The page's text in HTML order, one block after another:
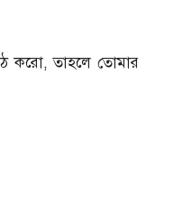
করো, তাহলে তোমার